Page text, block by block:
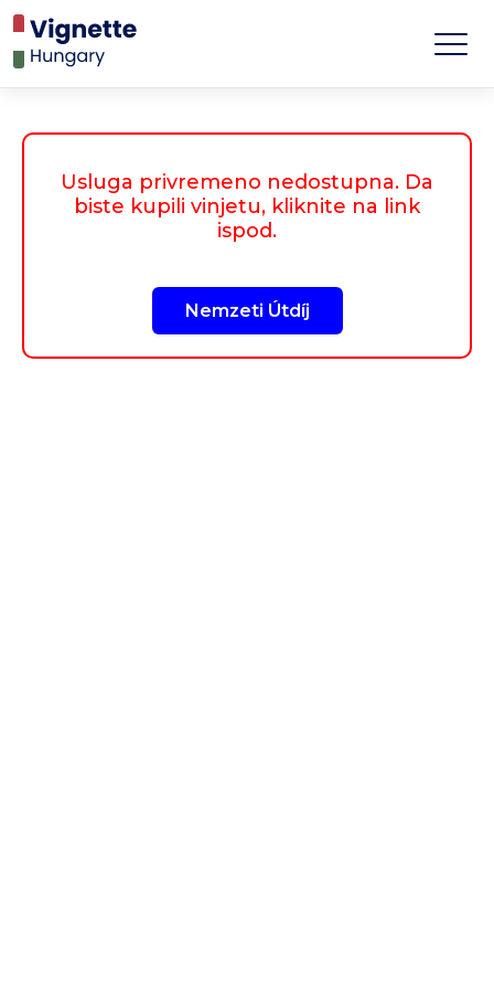
Usluga privremeno nedostupna. Da
biste kupili vinjetu, kliknite na link
ispod.
Nemzeti Útdíj